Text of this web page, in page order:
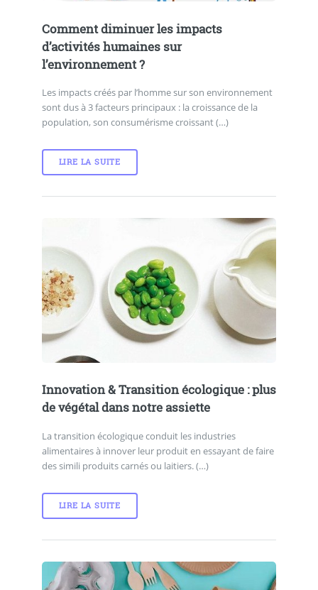
Comment diminuer les impacts
d’activités humaines sur
l’environnement ?
Les impacts créés par l’homme sur son environnement
sont dus à 3 facteurs principaux : la croissance de la
population, son consumérisme croissant (…)
LIRE LA SUITE
Innovation & Transition écologique : plus
de végétal dans notre assiette
La transition écologique conduit les industries
alimentaires à innover leur produit en essayant de faire
des simili produits carnés ou laitiers. (…)
LIRE LA SUITE